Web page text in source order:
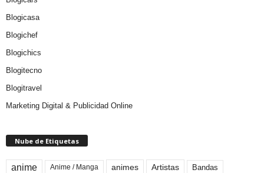
Blogicasa
Blogichef
Blogichics
Blogitecno
Blogitravel
Marketing Digital & Publicidad Online
Nube de Etiquetas
anime Anime / Manga animes Artistas Bandas